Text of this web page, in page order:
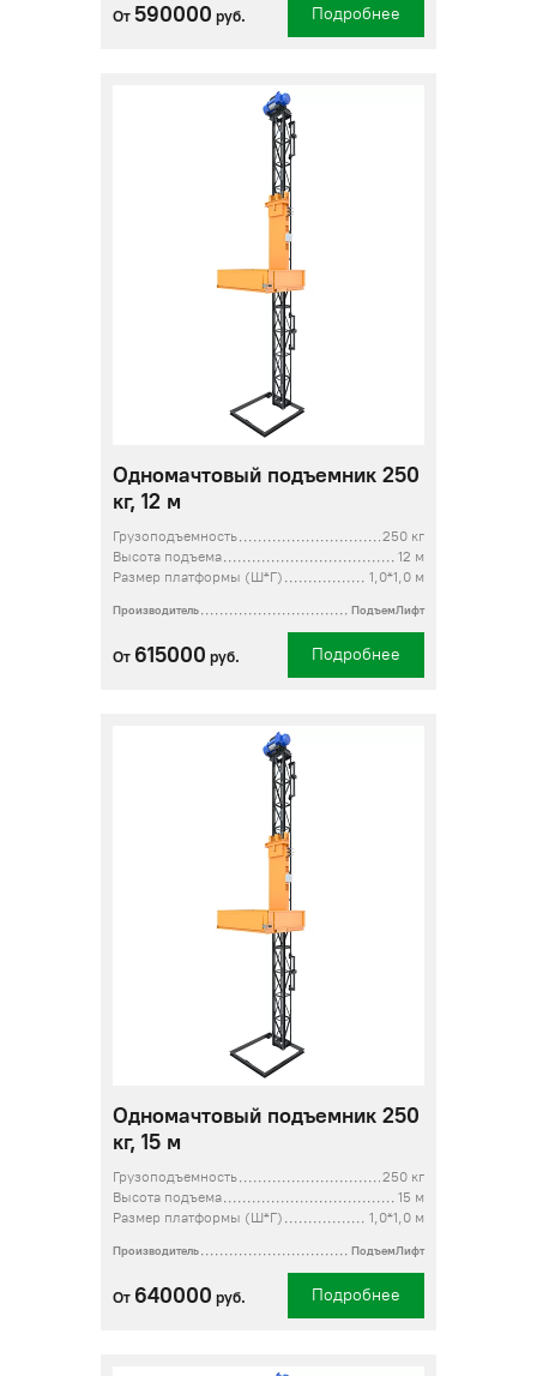
От 590000 руб. Подробнее
Одномачтовый подъемник 250
кг, 12 м
Грузоподъемность
250 кг
Высота подъема
12 м
Размер платформы (Ш*Г)
1,0*1,0 м
Производитель ПодъемЛифт
От 615000 руб. Подробнее
Одномачтовый подъемник 250
кг, 15 м
Грузоподъемность
250 кг
Высота подъема
15 м
Размер платформы (Ш*Г)
1,0*1,0 м
Производитель ПодъемЛифт
От 640000 руб. Подробнее